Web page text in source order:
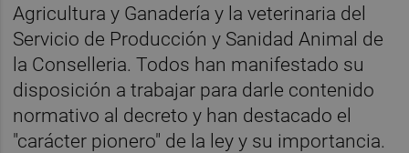
Agricultura y Ganadería y la veterinaria del
Servicio de Producción y Sanidad Animal de
la Conselleria. Todos han manifestado su
disposición a trabajar para darle contenido
normativo al decreto y han destacado el
"carácter pionero" de la ley y su importancia.